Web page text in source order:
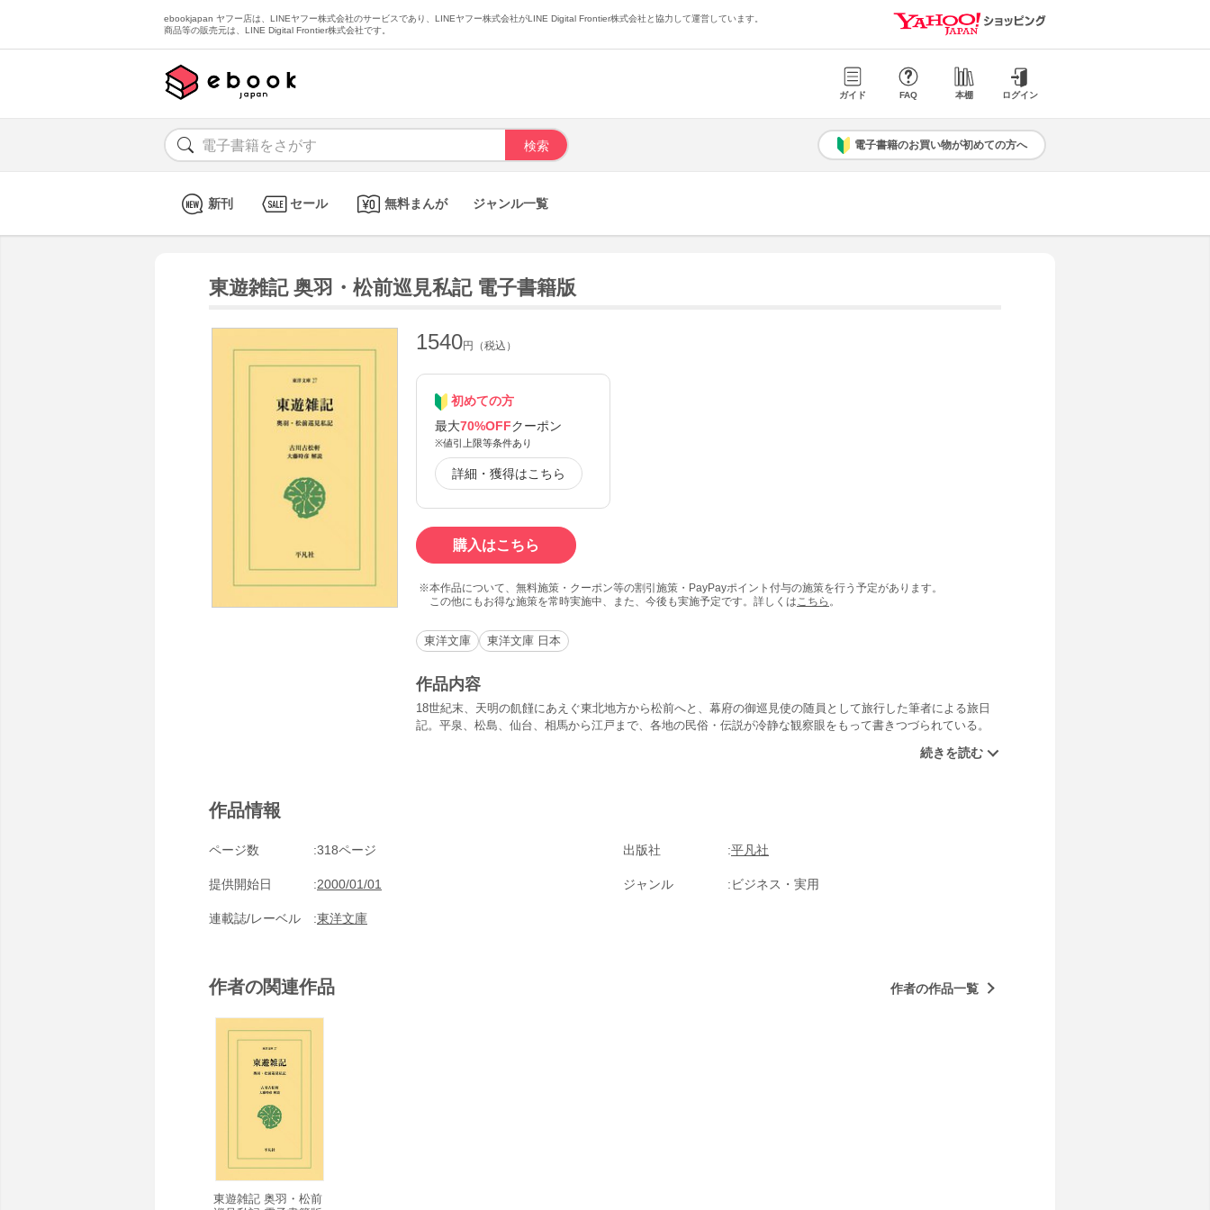
ebookjapan ヤフー店は、LINEヤフー株式会社のサービスであり、LINEヤフー株式会社がLINE Digital Frontier株式会社と協力して運営しています。
商品等の販売元は、LINE Digital Frontier株式会社です。
ガイド FAQ 本棚 ログイン
電子書籍のお買い物が初めての方へ
新刊 セール 無料まんが ジャンル一覧
東遊雑記 奥羽・松前巡見私記 電子書籍版
1540円（税込）
初めての方
最大70%OFFクーポン
※値引上限等条件あり
詳細・獲得はこちら
購入はこちら
本作品について、無料施策・クーポン等の割引施策・PayPayポイント付与の施策を行う予定があります。
この他にもお得な施策を常時実施中、また、今後も実施予定です。詳しくは こちら 。
東洋文庫 東洋文庫 日本
作品内容
18世紀末、天明の飢饉にあえぐ東北地方から松前へと、幕府の御巡見使の随員として旅行した筆者による旅日
記。平泉、松島、仙台、相馬から江戸まで、各地の民俗・伝説が冷静な観察眼をもって書きつづられている。
作品情報
ページ数 318ページ 出版社 平凡社
提供開始日 2000/01/01 ジャンル ビジネス・実用
連載誌/レーベル 東洋文庫
作者の関連作品 作者の作品一覧
東遊雑記 奥羽・松前